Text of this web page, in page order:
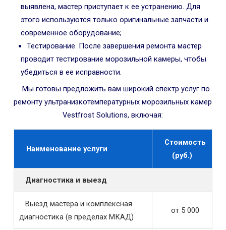
выявлена, мастер приступает к ее устранению. Для
этого используются только оригинальные запчасти и
современное оборудование;
Тестирование. После завершения ремонта мастер
проводит тестирование морозильной камеры, чтобы
убедиться в ее исправности.
Мы готовы предложить вам широкий спектр услуг по
ремонту ультранизкотемпературных морозильных камер
Vestfrost Solutions, включая:
Наименование услуги
Стоимость
(руб.)
Диагностика и выезд
Выезд мастера и комплексная
диагностика (в пределах МКАД)
от 5 000